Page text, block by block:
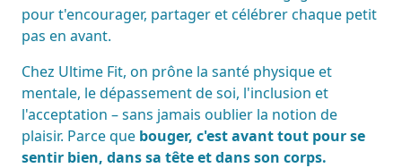
pour t'encourager, partager et célébrer chaque petit
pas en avant.
Chez Ultime Fit, on prône la santé physique et
mentale, le dépassement de soi, l'inclusion et
l'acceptation – sans jamais oublier la notion de
plaisir. Parce que bouger, c'est avant tout pour se
sentir bien, dans sa tête et dans son corps.